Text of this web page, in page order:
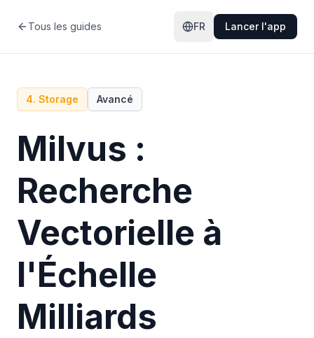
Tous les guides FR Lancer l'app
4. Storage Avancé
Milvus :
Recherche
Vectorielle à
l'Échelle
Milliards